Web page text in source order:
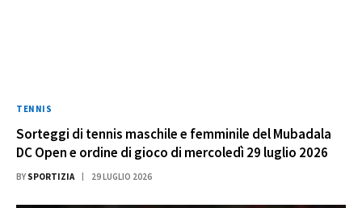
TENNIS
Sorteggi di tennis maschile e femminile del Mubadala
DC Open e ordine di gioco di mercoledì 29 luglio 2026
BY SPORTIZIA 29 LUGLIO 2026